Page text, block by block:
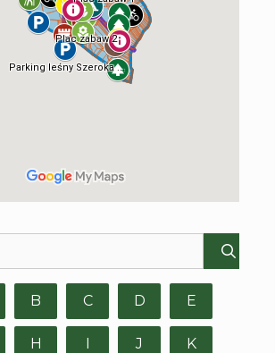
B C D E
H I J K